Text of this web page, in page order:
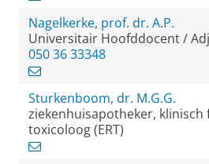
Nagelkerke, prof. dr. A.P.
Universitair Hoofddocent /
050 36 33348
Sturkenboom, dr. M.G.G.
ziekenhuisapotheker, klinisch
toxicoloog (ERT)